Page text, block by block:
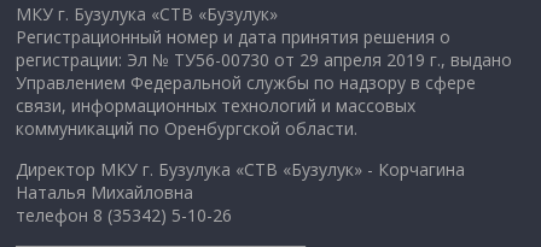
МКУ г. Бузулука «СТВ «Бузулук»
Регистрационный номер и дата принятия решения о
регистрации: Эл № ТУ56-00730 от 29 апреля 2019 г., выдано
Управлением Федеральной службы по надзору в сфере
связи, информационных технологий и массовых
коммуникаций по Оренбургской области.
Директор МКУ г. Бузулука «СТВ «Бузулук» - Корчагина
Наталья Михайловна
телефон 8 (35342) 5-10-26